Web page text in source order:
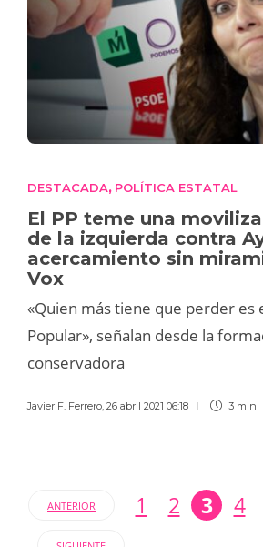
DESTACADA, POLÍTICA ESTATAL
El PP teme una
de la izquierda contra
acercamiento sin
Vox
«Quien más tiene que perder es
Popular», señalan desde la
conservadora
Javier F. Ferrero, 26 abril 2021 06:18 3 min
ANTERIOR 1 2 3 4